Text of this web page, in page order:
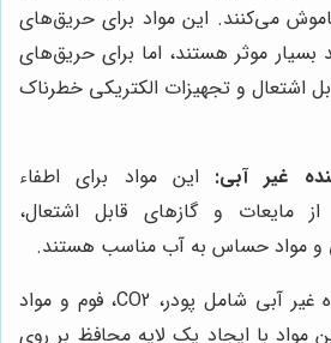
می‌کنند. این مواد برای حریق‌های
بسیار موثر هستند، اما برای حریق‌های
اشتعال و تجهیزات الکتریکی خطرناک
غیر آبی: این مواد برای اطفاء
مایعات و گازهای قابل اشتعال،
و مواد حساس به آب مناسب هستند.
مواد خاموش کننده غیر آبی شامل پودر، CO2، فوم و مواد
مواد با ایجاد یک لایه محافظ بر روی